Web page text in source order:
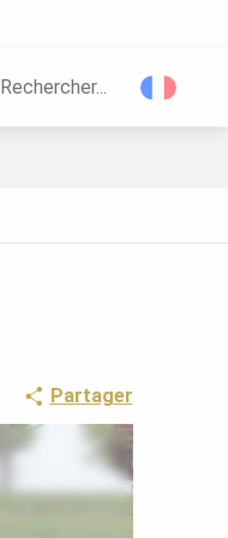
Rechercher...
Partager